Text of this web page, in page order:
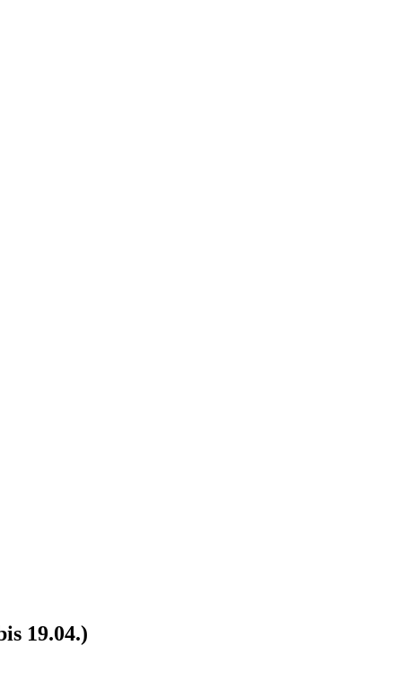
19.04.)